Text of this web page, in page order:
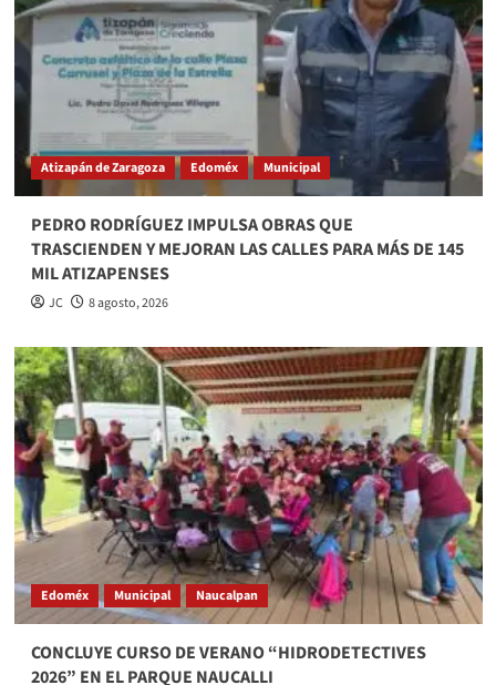
Atizapán de Zaragoza Edoméx Municipal
PEDRO RODRÍGUEZ IMPULSA OBRAS QUE
TRASCIENDEN Y MEJORAN LAS CALLES PARA MÁS DE 145
MIL ATIZAPENSES
JC 8 agosto, 2026
Edoméx Municipal Naucalpan
CONCLUYE CURSO DE VERANO “HIDRODETECTIVES
2026” EN EL PARQUE NAUCALLI